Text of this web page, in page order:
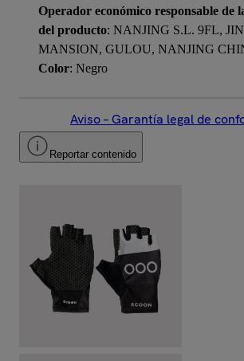
Operador económico responsable de
del producto: NANJING S.L. 9FL,
MANSION, GULOU, NANJING
Color: Negro
Aviso – Garantía legal de
Reportar contenido